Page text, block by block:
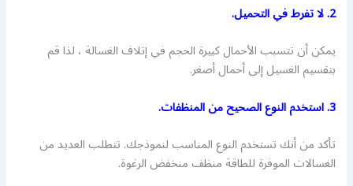
2. لا تفرط في التحميل.
يمكن أن تتسبب الأحمال كبيرة الحجم في إتلاف الغسالة ، لذا قم
بتقسيم الغسيل إلى أحمال أصغر.
3. استخدم النوع الصحيح من المنظفات.
تأكد من أنك تستخدم النوع المناسب لنموذجك. تتطلب العديد من
الغسالات الموفرة للطاقة منظف منخفض الرغوة.